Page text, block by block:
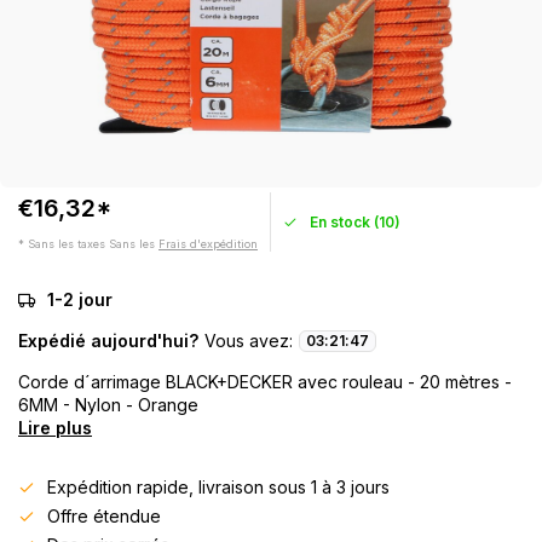
€16,32*
* Sans les taxes Sans les Frais d'expédition
En stock (10)
1-2 jour
Expédié aujourd'hui? Vous avez: 03:21:47
Corde d´arrimage BLACK+DECKER avec rouleau - 20 mètres -
6MM - Nylon - Orange
Lire plus
Expédition rapide, livraison sous 1 à 3 jours
Offre étendue